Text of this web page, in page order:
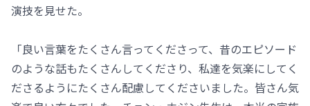
演技を見せた。
「良い言葉をたくさん言ってくださって、昔のエピソード
のような話もたくさんしてくださり、私達を気楽にしてく
ださるようにたくさん配慮してくださいました。皆さん気